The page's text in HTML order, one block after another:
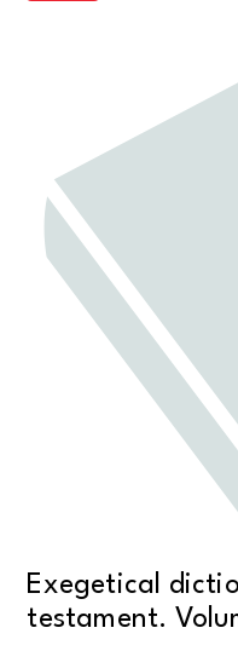
Exegetical
testament.